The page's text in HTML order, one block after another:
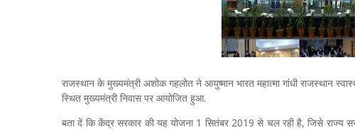
राजस्थान के मुख्यमंत्री अशोक गहलोत ने आयुष्मान भारत महात्मा गांधी राजस्थान
स्थित मुख्यमंत्री निवास पर आयोजित हुआ.
बता दें कि केंद्र सरकार की यह योजना 1 सितंबर 2019 से चल रही है, जिसे राज्य